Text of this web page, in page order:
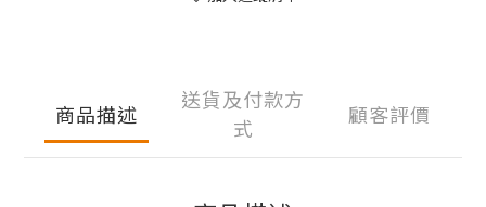
商品描述
送貨及付款方
式
顧客評價